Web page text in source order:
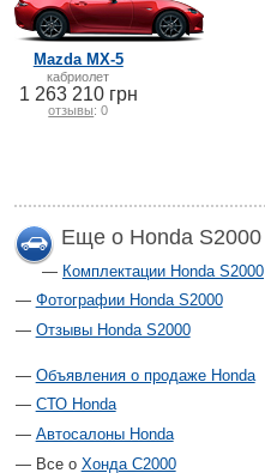
Mazda MX-5
кабриолет
1 263 210 грн
отзывы: 0
Еще о Honda S2000
Комплектации Honda S2000
Фотографии Honda S2000
Отзывы Honda S2000
Объявления о продаже Honda
СТО Honda
Автосалоны Honda
Все о Хонда С2000